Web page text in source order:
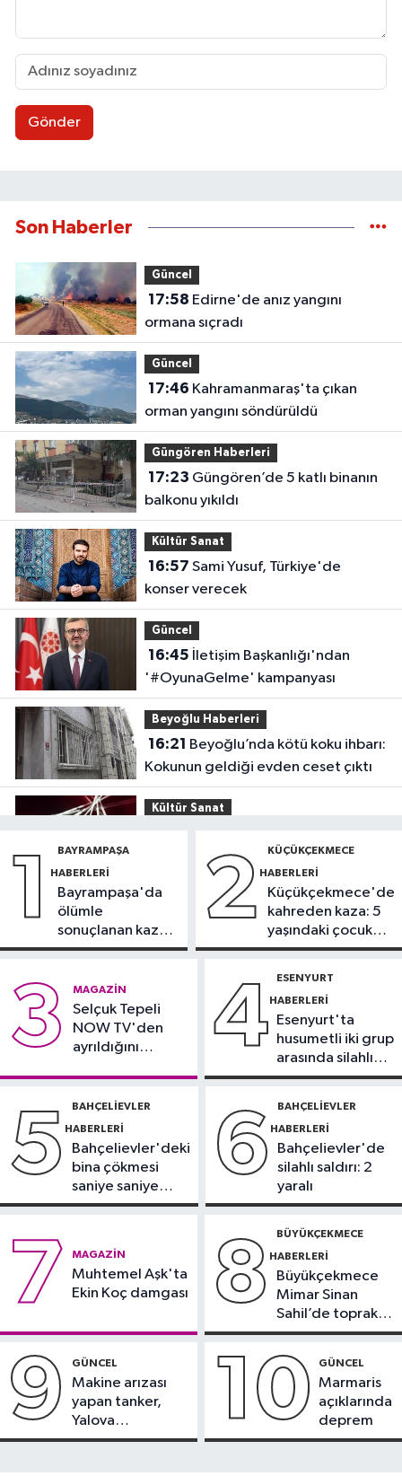
Gönder
Son Haberler
Güncel
17:58
ormana sıçradı
Güncel
17:46
orman yangını söndürüldü
Güngören Haberleri
17:23
balkonu yıkıldı
Kültür Sanat
16:57
konser verecek
Güncel
16:45
'#OyunaGelme' kampanyası
Beyoğlu Haberleri
16:21
Kokunun geldiği evden ceset çıktı
Kültür Sanat
sahne aldı
İstanbul Haberleri
alarmı: Ekipler harekete geçti
14:35
yasaklandı
Şirin gözaltına alındı
1 BAYRAMPAŞA
HABERLERI
Bayrampaşa'da
ölümle
sonuçlanan kaza:
Sürücü
2 KÜÇÜKÇEKMECE
HABERLERI
Küçükçekmece'de
kahreden kaza: 5
yaşındaki çocuk
yoğun bakımda
3 MAGAZIN
Selçuk Tepeli
NOW TV'den
ayrıldığını
4 ESENYURT
HABERLERI
Esenyurt'ta
husumetli iki grup
arasında silahlı
kavga
5 BAHÇELIEVLER
HABERLERI
Bahçelievler'deki
bina çökmesi
saniye saniye
görüntülendi
6 BAHÇELIEVLER
HABERLERI
Bahçelievler'de
silahlı saldırı: 2
yaralı
7 MAGAZIN
Muhtemel Aşk'ta
Ekin Koç damgası
8 BÜYÜKÇEKMECE
HABERLERI
Büyükçekmece
Mimar Sinan
Sahil’de toprak
kayması
9 GÜNCEL
Makine arızası
yapan tanker,
Yalova
Demirleme
10 GÜNCEL
Marmaris
açıklarında
deprem